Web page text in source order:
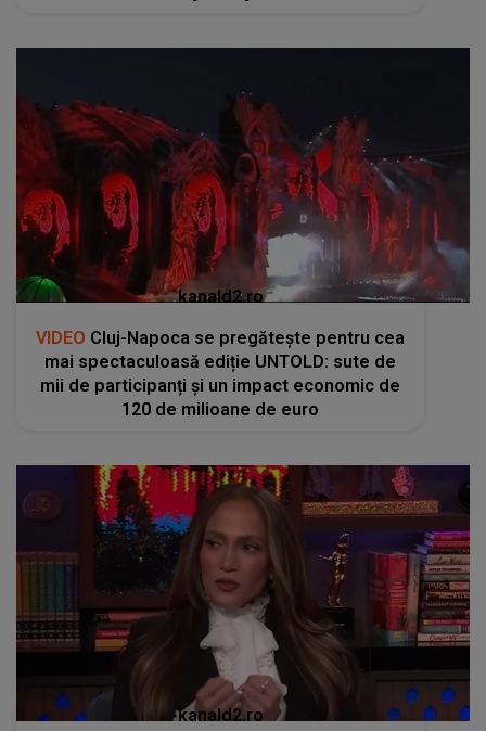
kanald2.ro
VIDEOCluj-Napoca se pregătește pentru cea
mai spectaculoasă ediție UNTOLD: sute de
mii de participanți și un impact economic de
120 de milioane de euro
kanald2.ro
VIDEO
Jennifer Lopez își ia rămas bun de la
gemenii săi cu o vacanță emoționantă în Italia
înainte de facultate
RECOMANDĂRI